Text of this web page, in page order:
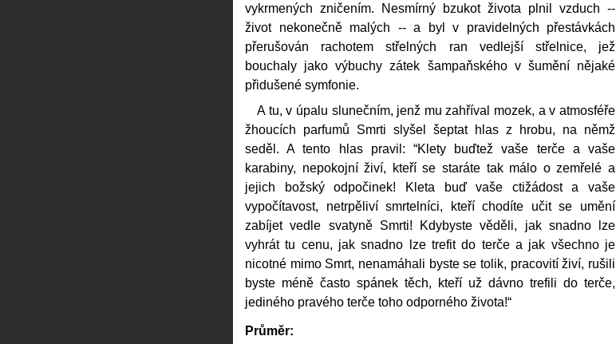
vykrmených zničením. Nesmírný bzukot života plnil vzduch --
život nekonečně malých -- a byl v pravidelných přestávkách
přerušován rachotem střelných ran vedlejší střelnice, jež
bouchaly jako výbuchy zátek šampaňského v šumění nějaké
přidušené symfonie.
A tu, v úpalu slunečním, jenž mu zahříval mozek, a v atmosféře
žhoucích parfumů Smrti slyšel šeptat hlas z hrobu, na němž
seděl. A tento hlas pravil: “Klety buďtež vaše terče a vaše
karabiny, nepokojní živí, kteří se staráte tak málo o zemřelé a
jejich božský odpočinek! Kleta buď vaše ctižádost a vaše
vypočítavost, netrpěliví smrtelníci, kteří chodíte učit se umění
zabíjet vedle svatyně Smrti! Kdybyste věděli, jak snadno lze
vyhrát tu cenu, jak snadno lze trefit do terče a jak všechno je
nicotné mimo Smrt, nenamáhali byste se tolik, pracovití živí, rušili
byste méně často spánek těch, kteří už dávno trefili do terče,
jediného pravého terče toho odporného života!“
Průměr: